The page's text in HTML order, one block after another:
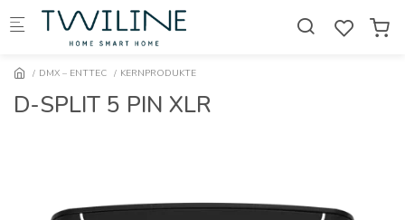
Skip to main content
DMX – ENTTEC KERNPRODUKTE
D-SPLIT 5 PIN XLR